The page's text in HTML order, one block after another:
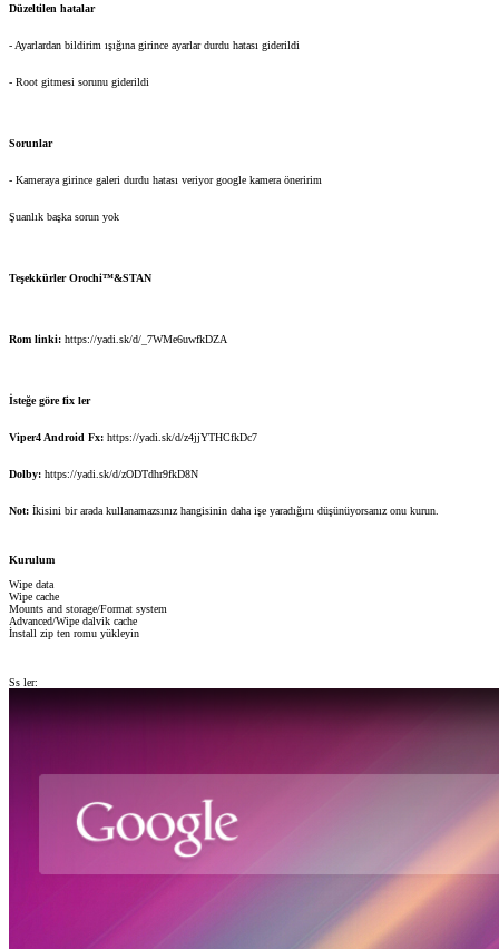
Düzeltilen hatalar
- Ayarlardan bildirim ışığına girince ayarlar durdu hatası giderildi
- Root gitmesi sorunu giderildi
Sorunlar
- Kameraya girince galeri durdu hatası veriyor google kamera öneririm
Şuanlık başka sorun yok
Teşekkürler Orochi™&STAN
Rom linki: https://yadi.sk/d/_7WMe6uwfkDZA
İsteğe göre fix ler
Viper4 Android Fx: https://yadi.sk/d/z4jjYTHCfkDc7
Dolby: https://yadi.sk/d/zODTdhr9fkD8N
Not: İkisini bir arada kullanamazsınız hangisinin daha işe yaradığını düşünüyorsanız onu kurun.
Kurulum
Wipe data
Wipe cache
Mounts and storage/Format system
Advanced/Wipe dalvik cache
İnstall zip ten romu yükleyin
Ss ler: